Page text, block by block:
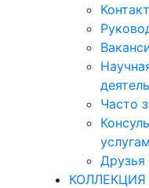
Часто
услугам
Друзья
КОЛЛЕКЦИЯ